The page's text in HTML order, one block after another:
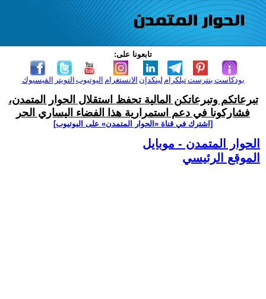
تابعونا على:
الفيسبوك التويتر اليوتيوب الانستغرام لينكدإن تيلكرامبنترست بودكاست
تبرعاتكم وتبرعاتكن المالية تحفظ استقلال الحوار المتمدن،
فشاركونا في دعم استمرارية هذا الفضاء اليساري الحر
[اشترك في قناة ‫«الحوار المتمدن» على اليوتيوب]
الحوار المتمدن - موبايل
الموقع الرئيسي